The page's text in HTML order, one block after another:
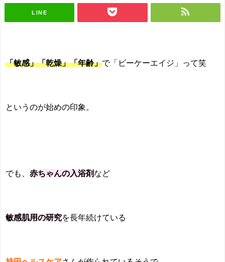
LINE
「敏感」「乾燥」「年齢」で「ビーケーエイジ」って笑
というのが始めの印象。
でも、 赤ちゃんの入浴剤 など
敏感肌用の研究を長年続けている